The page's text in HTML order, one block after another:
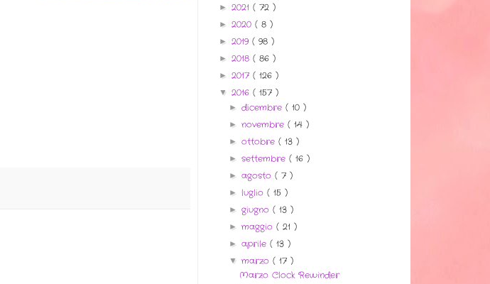
► 2021 ( 72 )
► 2020 ( 8 )
► 2019 ( 98 )
► 2018 ( 86 )
► 2017 ( 126 )
▼ 2016 ( 157 )
► dicembre ( 10 )
► novembre ( 14 )
► ottobre ( 13 )
► settembre ( 16 )
► agosto ( 7 )
► luglio ( 15 )
► giugno ( 13 )
► maggio ( 21 )
► aprile ( 13 )
▼ marzo ( 17 )
Marzo Clock Rewinder